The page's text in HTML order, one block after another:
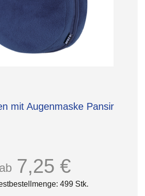
mit Augenmaske Pansir
ab 7,25 €
499 Stk.